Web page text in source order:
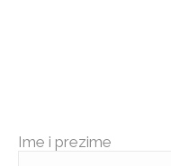
Ime i prezime